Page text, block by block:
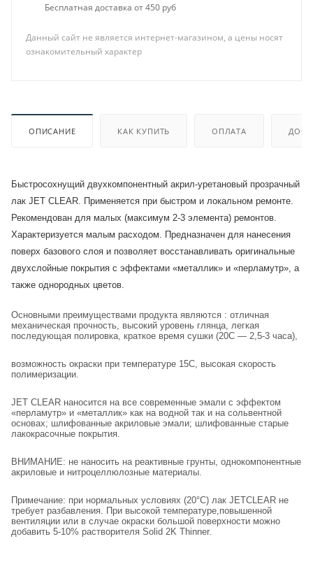
Бесплатная доставка от 450 руб
Данный сайт не является интернет-магазином, а цены носят
ознакомительный характер
ОПИСАНИЕ КАК КУПИТЬ ОПЛАТА
Быстросохнущий двухкомпонентный акрил-уретановый прозрачный
лак JET CLEAR. Применяется при быстром и локальном ремонте.
Рекомендован для малых (максимум 2-3 элемента) ремонтов.
Характеризуется малым расходом. Предназначен для нанесения
поверх базового слоя и позволяет восстанавливать оригинальные
двухслойные покрытия с эффектами «металлик» и «перламутр», а
также однородных цветов.
Основными преимуществами продукта являются : отличная
механическая прочность, высокий уровень глянца, легкая
последующая полировка, краткое время сушки (20С — 2,5-3 часа),
возможность окраски при температуре 15С, высокая скорость
полимеризации.
JET CLEAR наносится на все современные эмали с эффектом
«перламутр» и «металлик» как на водной так и на сольвентной
основах; шлифованные акриловые эмали; шлифованные старые
лакокрасочные покрытия.
ВНИМАНИЕ: не наносить на реактивные грунты, однокомпонентные
акриловые и нитроцеллюлозные материалы.
Примечание: при нормальных условиях (20°С) лак JETCLEAR не
требует разбавления. При высокой температуре,повышенной
вентиляции или в случае окраски большой поверхности можно
добавить 5-10% растворителя Solid 2K Thinner.